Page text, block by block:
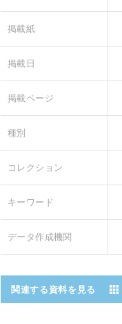
掲載紙
掲載日
掲載ページ
種別
コレクション
キーワード
データ作成機関
関連する資料を見る